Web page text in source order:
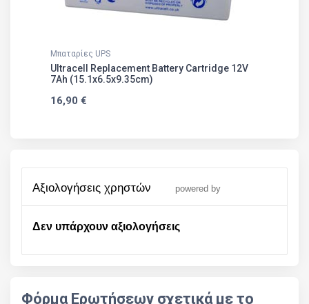
Μπαταρίες UPS
Ultracell Replacement Battery Cartridge 12V
7Ah (15.1x6.5x9.35cm)
16,90 €
αξιολογήσεις χρηστών powered by
Δεν υπάρχουν αξιολογήσεις
Φόρμα Ερωτήσεων σχετικά με το